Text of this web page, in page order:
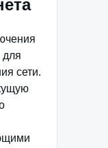
для
сети.